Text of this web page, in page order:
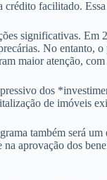
facilitado.
significativas.
No
maior atenção,
dos
de imóveis
também será
aprovação dos